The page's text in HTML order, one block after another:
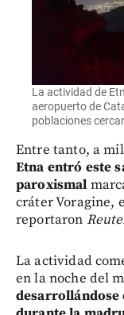
La actividad de
aeropuerto de
poblaciones
Entre tanto, a
Etna entró este
paroxismal
cráter Voragine,
reportaron
La actividad
en la noche del
desarrollándose